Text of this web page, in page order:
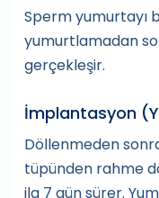
Sperm yumurtayı
yumurtlamadan
gerçekleşir.
İmplantasyon
Döllenmeden
tüpünden rahme
ila 7 gün sürer.